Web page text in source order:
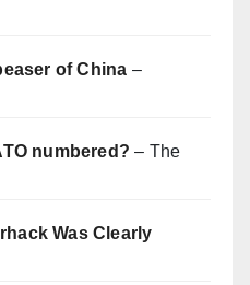
of China –
numbered? – The
Was Clearly